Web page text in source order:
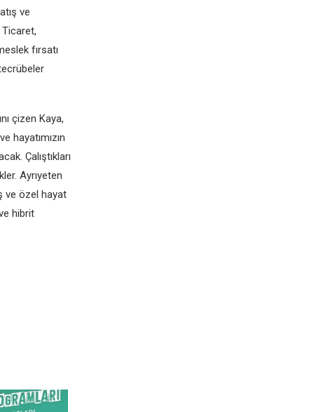
ve
fırsatı
çizen Kaya,
hayatımızın
Çalıştıkları
Ayrıyeten
ve özel hayat
hibrit